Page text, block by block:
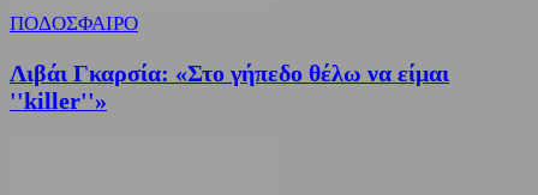
ΠΟΔΟΣΦΑΙΡΟ
Λιβάι Γκαρσία: «Στο γήπεδο θέλω να είμαι
''killer''»